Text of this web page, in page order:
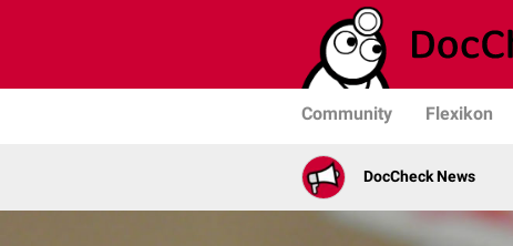
Community Flexikon
DocCheck News